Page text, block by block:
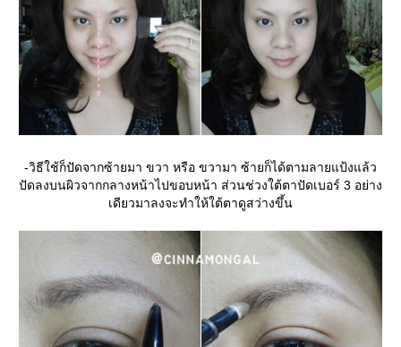
-วิธีใช้ก็ปัดจากซ้ายมา ขวา หรือ ขวามา ซ้ายก็ได้ตามลายแป้งแล้ว
ปัดลงบนผิวจากกลางหน้าไปขอบหน้า ส่วนช่วงใต้ตาปัดเบอร์ 3 อย่าง
เดียวมาลงจะทำให้ใต้ตาดูสว่างขึ้น